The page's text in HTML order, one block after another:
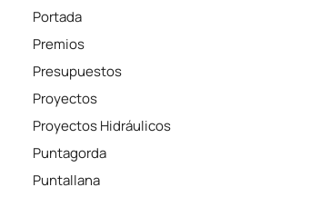
Portada
Premios
Presupuestos
Proyectos
Proyectos Hidráulicos
Puntagorda
Puntallana